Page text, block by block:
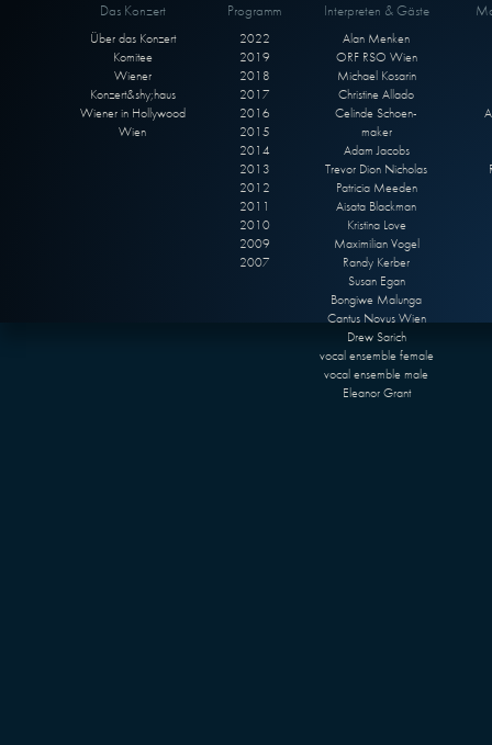
Das Konzert
Über das Konzert
Komitee
Wiener
Konzert&shy;haus
Wiener in Hollywood
Wien
Programm
2022
2019
2018
2017
2016
2015
2014
2013
2012
2011
2010
2009
2007
Interpreten & Gäste
Alan Menken
ORF RSO Wien
Michael Kosarin
Christine Allado
Celinde Schoen-
maker
Adam Jacobs
Trevor Dion Nicholas
Patricia Meeden
Aisata Blackman
Kristina Love
Maximilian Vogel
Randy Kerber
Susan Egan
Bongiwe Malunga
Cantus Novus Wien
Drew Sarich
vocal ensemble female
vocal ensemble male
Eleanor Grant